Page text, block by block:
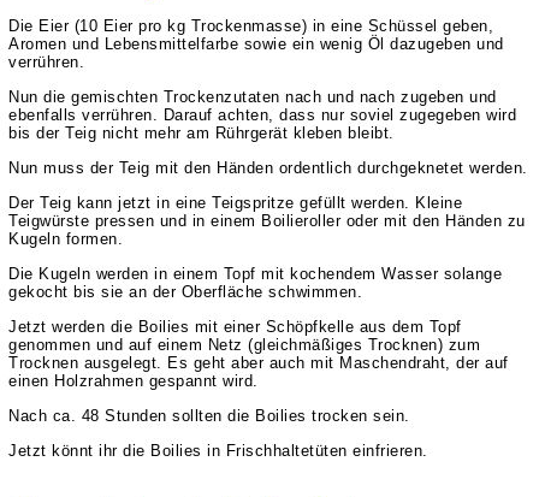
Die Eier (10 Eier pro kg Trockenmasse) in eine Schüssel geben,
Aromen und Lebensmittelfarbe sowie ein wenig Öl dazugeben und
verrühren.
Nun die gemischten Trockenzutaten nach und nach zugeben und
ebenfalls verrühren. Darauf achten, dass nur soviel zugegeben wird
bis der Teig nicht mehr am Rührgerät kleben bleibt.
Nun muss der Teig mit den Händen ordentlich durchgeknetet werden.
Der Teig kann jetzt in eine Teigspritze gefüllt werden. Kleine
Teigwürste pressen und in einem Boilieroller oder mit den Händen zu
Kugeln formen.
Die Kugeln werden in einem Topf mit kochendem Wasser solange
gekocht bis sie an der Oberfläche schwimmen.
Jetzt werden die Boilies mit einer Schöpfkelle aus dem Topf
genommen und auf einem Netz (gleichmäßiges Trocknen) zum
Trocknen ausgelegt. Es geht aber auch mit Maschendraht, der auf
einen Holzrahmen gespannt wird.
Nach ca. 48 Stunden sollten die Boilies trocken sein.
Jetzt könnt ihr die Boilies in Frischhaltetüten einfrieren.